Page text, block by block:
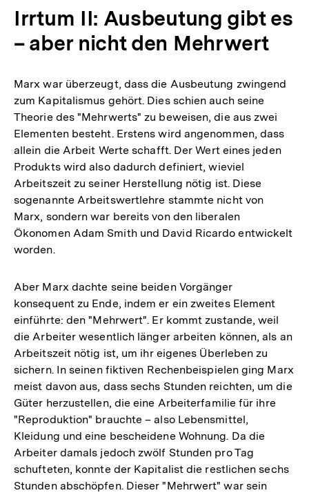
Irrtum II: Ausbeutung gibt es
– aber nicht den Mehrwert
Marx war überzeugt, dass die Ausbeutung zwingend
zum Kapitalismus gehört. Dies schien auch seine
Theorie des "Mehrwerts" zu beweisen, die aus zwei
Elementen besteht. Erstens wird angenommen, dass
allein die Arbeit Werte schafft. Der Wert eines jeden
Produkts wird also dadurch definiert, wieviel
Arbeitszeit zu seiner Herstellung nötig ist. Diese
sogenannte Arbeitswertlehre stammte nicht von
Marx, sondern war bereits von den liberalen
Ökonomen Adam Smith und David Ricardo entwickelt
worden.
Aber Marx dachte seine beiden Vorgänger
konsequent zu Ende, indem er ein zweites Element
einführte: den "Mehrwert". Er kommt zustande, weil
die Arbeiter wesentlich länger arbeiten können, als an
Arbeitszeit nötig ist, um ihr eigenes Überleben zu
sichern. In seinen fiktiven Rechenbeispielen ging Marx
meist davon aus, dass sechs Stunden reichten, um die
Güter herzustellen, die eine Arbeiterfamilie für ihre
"Reproduktion" brauchte – also Lebensmittel,
Kleidung und eine bescheidene Wohnung. Da die
Arbeiter damals jedoch zwölf Stunden pro Tag
schufteten, konnte der Kapitalist die restlichen sechs
Stunden abschöpfen. Dieser "Mehrwert" war sein